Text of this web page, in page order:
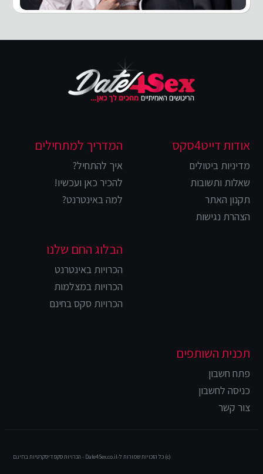
אודות דייט4סקס
מדיניות ביטולים
שאלות ותשובות
תקנון האתר
הצהרת נגישות
המדריך למתחילים
איך להתחיל?
להכיר כאן ועכשיו!
למה באינטרנט?
הבלוג החם שלנו
הכרויות באינטרנט
הכרויות במצלמות
הכרויות סקס בחינם
תכנית השותפים
פתח חשבון
כניסה לחשבון
צור קשר
(c) כל הזכויות שמורות ל-Date4Sex.co.il - הכרויות סקס דיסקרטיות בחינם